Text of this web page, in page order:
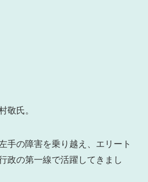
敬氏。
手の障害を乗り越え、エリート
政の第一線で活躍してきまし